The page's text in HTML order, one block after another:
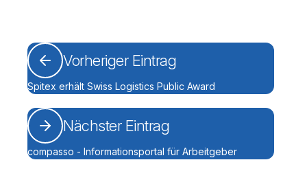
Vorheriger Eintrag
Spitex erhält Swiss Logistics Public Award
Nächster Eintrag
compasso - Informationsportal für Arbeitgeber